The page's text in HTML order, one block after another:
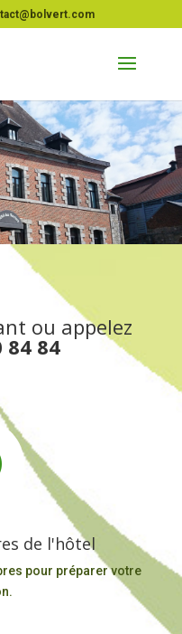
ou appelez
84 84
de l'hôtel
pour préparer votre